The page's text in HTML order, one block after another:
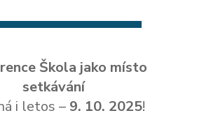
Škola jako místo
setkávání
i letos – 9. 10. 2025!